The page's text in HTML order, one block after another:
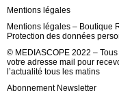
Mentions légales
Mentions légales – Boutique
Protection des données
© MEDIASCOPE 2022 –
votre adresse mail pour
l’actualité tous les matins
Abonnement Newsletter